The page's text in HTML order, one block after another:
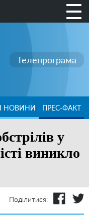
Телепрограма
НОВИНИ ПРЕС-ФАКТ
у
виникло
Поділитися: